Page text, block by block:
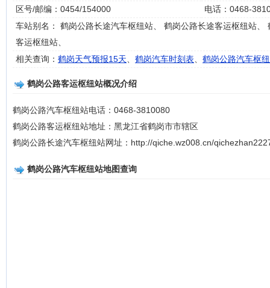
区号/邮编：0454/154000
电话：0468-
车站别名： 鹤岗公路长途汽车枢纽站、 鹤岗公路长途客运枢纽站、
客运枢纽站、
相关查询： 鹤岗天气预报15天 鹤岗汽车时刻表 鹤岗公路汽车枢
鹤岗公路客运枢纽站概况介绍
鹤岗公路汽车枢纽站电话：0468-3810080
鹤岗公路客运枢纽站地址：黑龙江省鹤岗市市辖区
鹤岗公路长途汽车枢纽站网址：http://qiche.wz008.cn/
鹤岗公路汽车枢纽站地图查询